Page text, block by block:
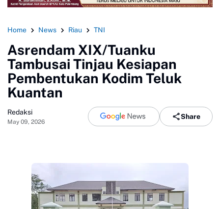
Home News Riau TNI
Asrendam XIX/Tuanku
Tambusai Tinjau Kesiapan
Pembentukan Kodim Teluk
Kuantan
Redaksi
May 09, 2026
Share